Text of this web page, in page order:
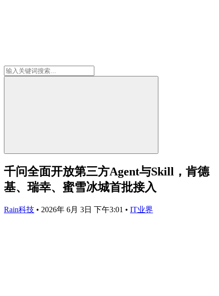
千问全面开放第三方Agent与Skill，肯德
基、瑞幸、蜜雪冰城首批接入
Rain科技 • 2026年 6月 3日 下午3:01 • IT业界